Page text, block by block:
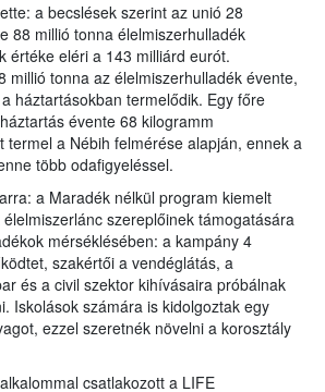
a becslések szerint az unió 28
88 millió tonna élelmiszerhulladék
értéke eléri a 143 milliárd eurót.
millió tonna az élelmiszerhulladék évente,
háztartásokban termelődik. Egy főre
évente 68 kilogramm
termel a Nébih felmérése alapján, ennek a
több odafigyeléssel.
a Maradék nélkül program kiemelt
szereplőinek támogatására
mérséklésében: a kampány 4
szakértői a vendéglátás, a
és a civil szektor kihívásaira próbálnak
Iskolások számára is kidolgoztak egy
ezzel szeretnék növelni a korosztály
csatlakozott a LIFE